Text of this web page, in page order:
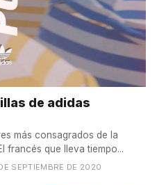
de adidas
más consagrados de la
francés que lleva tiempo...
SEPTIEMBRE DE 2020